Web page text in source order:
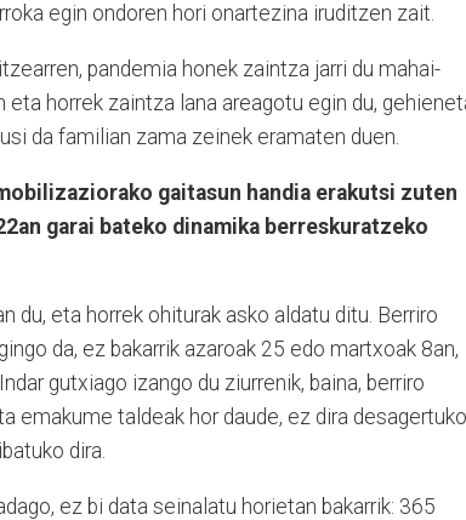
egin ondoren hori onartezina iruditzen zait.
pandemia honek zaintza jarri du mahai-
horrek zaintza lana areagotu egin du,
da familian zama zeinek eramaten duen.
gaitasun handia erakutsi zuten
garai bateko dinamika berreskuratzeko
du, eta horrek ohiturak asko aldatu ditu. Berriro
da, ez bakarrik azaroak 25 edo martxoak 8an,
gutxiago izango du ziurrenik, baina, berriro
emakume taldeak hor daude, ez dira desagertuko
dira.
ez bi data seinalatu horietan bakarrik: 365